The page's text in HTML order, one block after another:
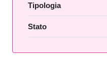
Tipologia
Stato